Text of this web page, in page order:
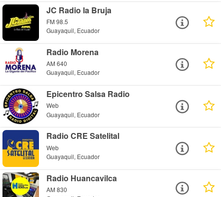
JC Radio la Bruja
FM 98.5
Guayaquil, Ecuador
Radio Morena
AM 640
Guayaquil, Ecuador
Epicentro Salsa Radio
Web
Guayaquil, Ecuador
Radio CRE Satelital
Web
Guayaquil, Ecuador
Radio Huancavilca
AM 830